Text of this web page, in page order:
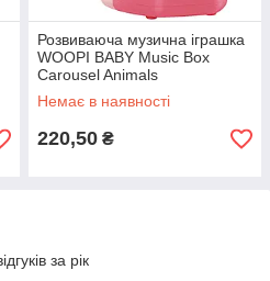
Розвиваюча музична іграшка
WOOPI BABY Music Box
Carousel Animals
Немає в наявності
220,50 ₴
за рік